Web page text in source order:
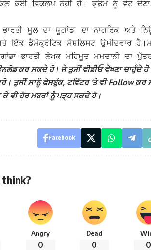
ਕੋਈ ਵਿਕਲਪ ਨਹੀਂ ਹੈ। ਕੁਓਮੋ ਨੂੰ ਵੋਟ
ਮੂਲ ਦਾ ਯੂਗਾਂਡਾ ਦਾ ਨਾਗਰਿਕ ਅਤੇ
ਇੱਕ ਡੈਮੋਕ੍ਰੇਟਿਕ ਸੋਸ਼ਲਿਸਟ ਉਮੀਦਵਾਰ ਹੈ।
ਭਾਰਤੀ ਲੇਖਕ ਮਹਿਮੂਦ ਮਮਦਾਨੀ ਦਾ
ਕਰ ਸਕਦੇ ਹੋ। ਜੇ ਤੁਸੀਂ ਵੀਡੀਓ ਵੇਖਣਾ ਚਾਹੁੰਦੇ ਹੋ
ਤੁਸੀਂ ਸਾਨੂੰ ਫੇਸਬੁੱਕ, ਟਵਿੱਟਰ ‘ਤੇ ਵੀ Follow ਕਰ
ਵੀ ਹੋਰ ਖ਼ਬਰਾਂ ਨੂੰ ਪੜ੍ਹ ਸਕਦੇ ਹੋ।
Facebook
think?
Angry
0
Dead
0 0